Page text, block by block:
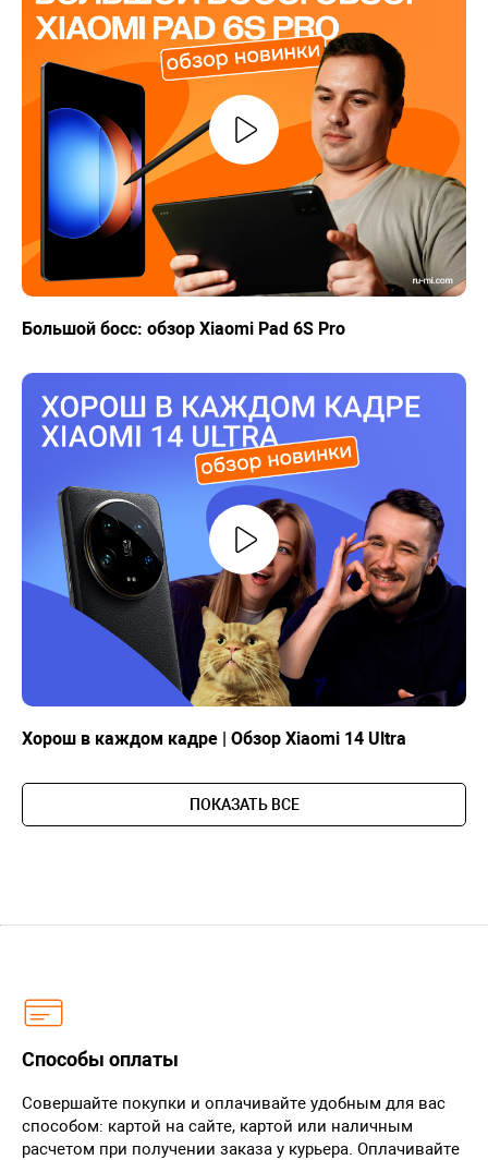
Большой босс: обзор Xiaomi Pad 6S Pro
Хорош в каждом кадре | Обзор Xiaomi 14 Ultra
ПОКАЗАТЬ ВСЕ
Способы оплаты
Совершайте покупки и оплачивайте удобным для вас
способом: картой на сайте, картой или наличным
расчетом при получении заказа у курьера. Оплачивайте